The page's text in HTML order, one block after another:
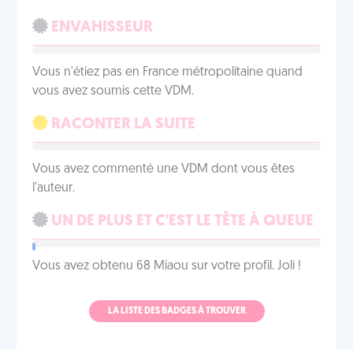
ENVAHISSEUR
Vous n'étiez pas en France métropolitaine quand
vous avez soumis cette VDM.
RACONTER LA SUITE
Vous avez commenté une VDM dont vous êtes
l'auteur.
UN DE PLUS ET C'EST LE TÊTE À QUEUE
Vous avez obtenu 68 Miaou sur votre profil. Joli !
LA LISTE DES BADGES À TROUVER